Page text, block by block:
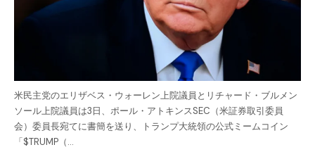
米民主党のエリザベス・ウォーレン上院議員とリチャード・ブルメン
ソール上院議員は3日、ポール・アトキンスSEC（米証券取引委員
会）委員長宛てに書簡を送り、トランプ大統領の公式ミームコイン
「$TRUMP（…